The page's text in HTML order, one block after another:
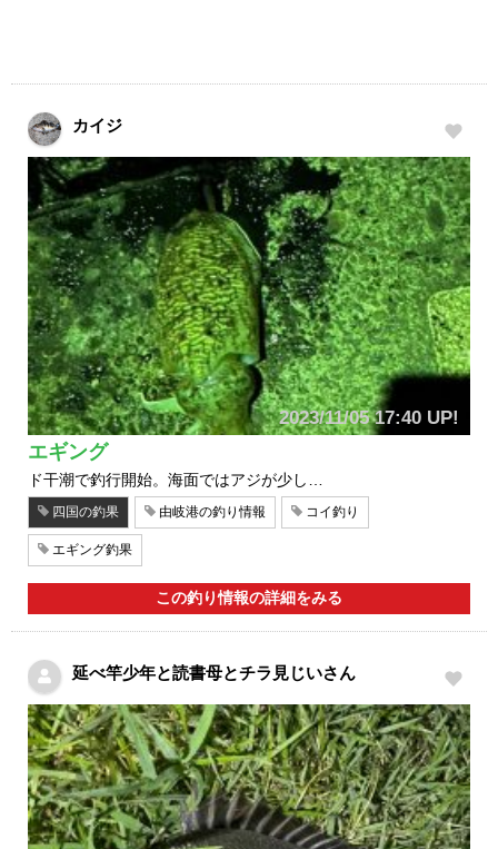
カイジ
2023/11/05 17:40 UP!
エギング
ド干潮で釣行開始。海面ではアジが少し…
四国の釣果 由岐港の釣り情報 コイ釣り
エギング釣果
この釣り情報の詳細をみる
延べ竿少年と読書母とチラ見じいさん